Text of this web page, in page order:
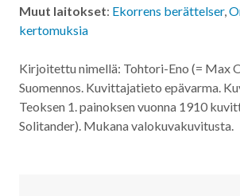
Muut laitokset: Ekorrens berättelser,
kertomuksia
Kirjoitettu nimellä: Tohtori-Eno (= Max
Suomennos. Kuvittajatieto epävarma.
Teoksen 1. painoksen vuonna 1910
Solitander). Mukana valokuvakuvitusta.